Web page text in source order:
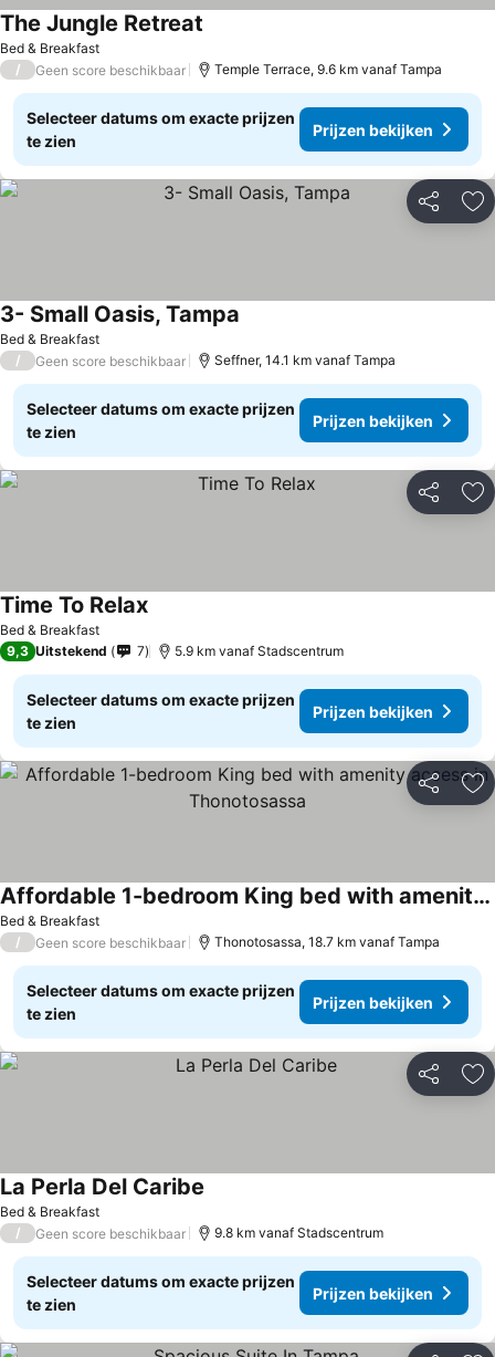
Bed & Breakfast
The Jungle Retreat
/ Geen score beschikbaar Temple Terrace, 9.6 km vanaf Tampa
Selecteer datums om exacte prijzen
te zien
Prijzen bekijken
Delen
Bed & Breakfast
3- Small Oasis, Tampa
/ Geen score beschikbaar Seffner, 14.1 km vanaf Tampa
Selecteer datums om exacte prijzen
te zien
Prijzen bekijken
Delen
Bed & Breakfast
Time To Relax
9,3 Uitstekend 7 5.9 km vanaf Stadscentrum
Selecteer datums om exacte prijzen
te zien
Prijzen bekijken
Delen
Bed & Breakfast
Affordable 1-bedroom King bed with amenity access in Thonotosassa
/ Geen score beschikbaar Thonotosassa, 18.7 km vanaf Tampa
Selecteer datums om exacte prijzen
te zien
Prijzen bekijken
Delen
Bed & Breakfast
La Perla Del Caribe
/ Geen score beschikbaar 9.8 km vanaf Stadscentrum
Selecteer datums om exacte prijzen
te zien
Prijzen bekijken